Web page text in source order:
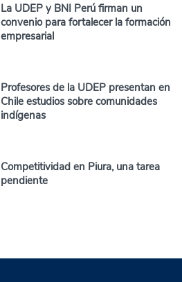
La UDEP y BNI Perú firman un
convenio para fortalecer la formación
empresarial
Profesores de la UDEP presentan en
Chile estudios sobre comunidades
indígenas
Competitividad en Piura, una tarea
pendiente